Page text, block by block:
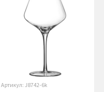
Артикул: J8742-6k